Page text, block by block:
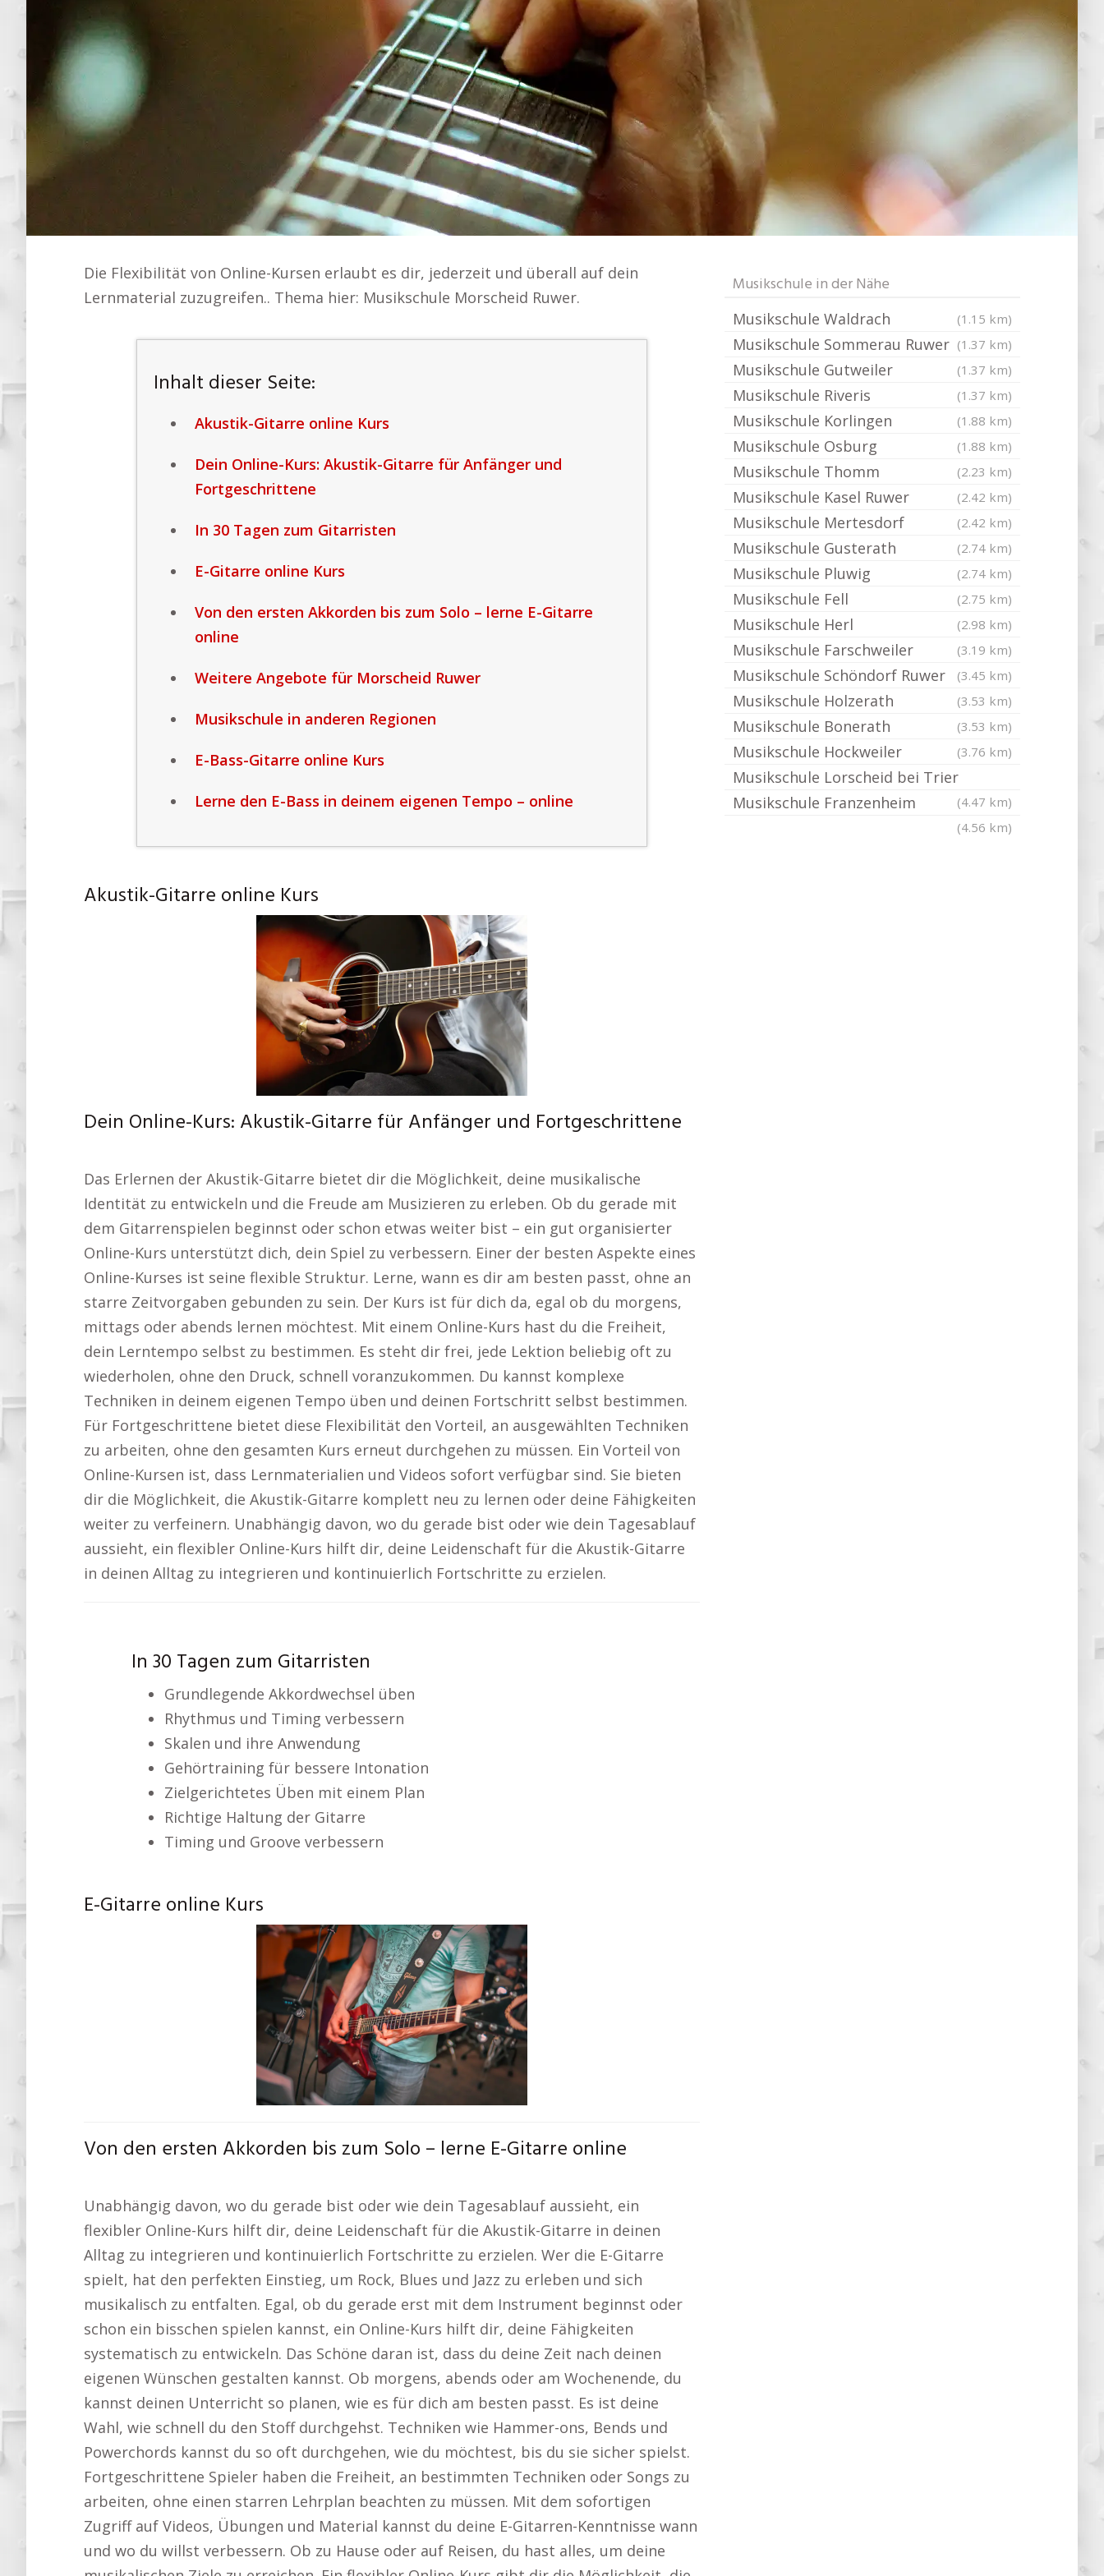
Die Flexibilität von Online-Kursen erlaubt es dir, jederzeit und überall auf dein
Lernmaterial zuzugreifen.. Thema hier: Musikschule Morscheid Ruwer.
Inhalt dieser Seite:
Akustik-Gitarre online Kurs
Dein Online-Kurs: Akustik-Gitarre für Anfänger und
Fortgeschrittene
In 30 Tagen zum Gitarristen
E-Gitarre online Kurs
Von den ersten Akkorden bis zum Solo – lerne E-Gitarre
online
Weitere Angebote für Morscheid Ruwer
Musikschule in anderen Regionen
E-Bass-Gitarre online Kurs
Lerne den E-Bass in deinem eigenen Tempo – online
Akustik-Gitarre online Kurs
Dein Online-Kurs: Akustik-Gitarre für Anfänger und Fortgeschrittene
Das Erlernen der Akustik-Gitarre bietet dir die Möglichkeit, deine musikalische
Identität zu entwickeln und die Freude am Musizieren zu erleben. Ob du gerade mit
dem Gitarrenspielen beginnst oder schon etwas weiter bist – ein gut organisierter
Online-Kurs unterstützt dich, dein Spiel zu verbessern. Einer der besten Aspekte eines
Online-Kurses ist seine flexible Struktur. Lerne, wann es dir am besten passt, ohne an
starre Zeitvorgaben gebunden zu sein. Der Kurs ist für dich da, egal ob du morgens,
mittags oder abends lernen möchtest. Mit einem Online-Kurs hast du die Freiheit,
dein Lerntempo selbst zu bestimmen. Es steht dir frei, jede Lektion beliebig oft zu
wiederholen, ohne den Druck, schnell voranzukommen. Du kannst komplexe
Techniken in deinem eigenen Tempo üben und deinen Fortschritt selbst bestimmen.
Für Fortgeschrittene bietet diese Flexibilität den Vorteil, an ausgewählten Techniken
zu arbeiten, ohne den gesamten Kurs erneut durchgehen zu müssen. Ein Vorteil von
Online-Kursen ist, dass Lernmaterialien und Videos sofort verfügbar sind. Sie bieten
dir die Möglichkeit, die Akustik-Gitarre komplett neu zu lernen oder deine Fähigkeiten
weiter zu verfeinern. Unabhängig davon, wo du gerade bist oder wie dein Tagesablauf
aussieht, ein flexibler Online-Kurs hilft dir, deine Leidenschaft für die Akustik-Gitarre
in deinen Alltag zu integrieren und kontinuierlich Fortschritte zu erzielen.
In 30 Tagen zum Gitarristen
Grundlegende Akkordwechsel üben
Rhythmus und Timing verbessern
Skalen und ihre Anwendung
Gehörtraining für bessere Intonation
Zielgerichtetes Üben mit einem Plan
Richtige Haltung der Gitarre
Timing und Groove verbessern
E-Gitarre online Kurs
Von den ersten Akkorden bis zum Solo – lerne E-Gitarre online
Unabhängig davon, wo du gerade bist oder wie dein Tagesablauf aussieht, ein
flexibler Online-Kurs hilft dir, deine Leidenschaft für die Akustik-Gitarre in deinen
Alltag zu integrieren und kontinuierlich Fortschritte zu erzielen. Wer die E-Gitarre
spielt, hat den perfekten Einstieg, um Rock, Blues und Jazz zu erleben und sich
musikalisch zu entfalten. Egal, ob du gerade erst mit dem Instrument beginnst oder
schon ein bisschen spielen kannst, ein Online-Kurs hilft dir, deine Fähigkeiten
systematisch zu entwickeln. Das Schöne daran ist, dass du deine Zeit nach deinen
eigenen Wünschen gestalten kannst. Ob morgens, abends oder am Wochenende, du
kannst deinen Unterricht so planen, wie es für dich am besten passt. Es ist deine
Wahl, wie schnell du den Stoff durchgehst. Techniken wie Hammer-ons, Bends und
Powerchords kannst du so oft durchgehen, wie du möchtest, bis du sie sicher spielst.
Fortgeschrittene Spieler haben die Freiheit, an bestimmten Techniken oder Songs zu
arbeiten, ohne einen starren Lehrplan beachten zu müssen. Mit dem sofortigen
Zugriff auf Videos, Übungen und Material kannst du deine E-Gitarren-Kenntnisse wann
und wo du willst verbessern. Ob zu Hause oder auf Reisen, du hast alles, um deine
Musikschule in der Nähe
Musikschule Waldrach (1.15 km)
Musikschule Sommerau Ruwer (1.37 km)
Musikschule Gutweiler (1.37 km)
Musikschule Riveris (1.37 km)
Musikschule Korlingen (1.88 km)
Musikschule Osburg (1.88 km)
Musikschule Thomm (2.23 km)
Musikschule Kasel Ruwer (2.42 km)
Musikschule Mertesdorf (2.42 km)
Musikschule Gusterath (2.74 km)
Musikschule Pluwig (2.74 km)
Musikschule Fell (2.75 km)
Musikschule Herl (2.98 km)
Musikschule Farschweiler (3.19 km)
Musikschule Schöndorf Ruwer (3.45 km)
Musikschule Holzerath (3.53 km)
Musikschule Bonerath (3.53 km)
Musikschule Hockweiler (3.76 km)
Musikschule Lorscheid bei Trier
(4.47 km)
Musikschule Franzenheim
(4.56 km)